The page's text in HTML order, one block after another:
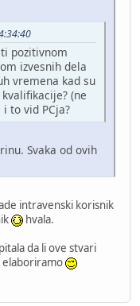
pozitivnom
izvesnih dela
vremena kad su
(ne
to vid PCja?
Svaka od ovih
intravenski korisnik
hvala.
da li ove stvari
elaboriramo